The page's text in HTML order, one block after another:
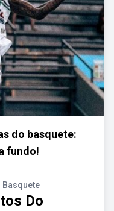
do basquete:
fundo!
Basquete
Do